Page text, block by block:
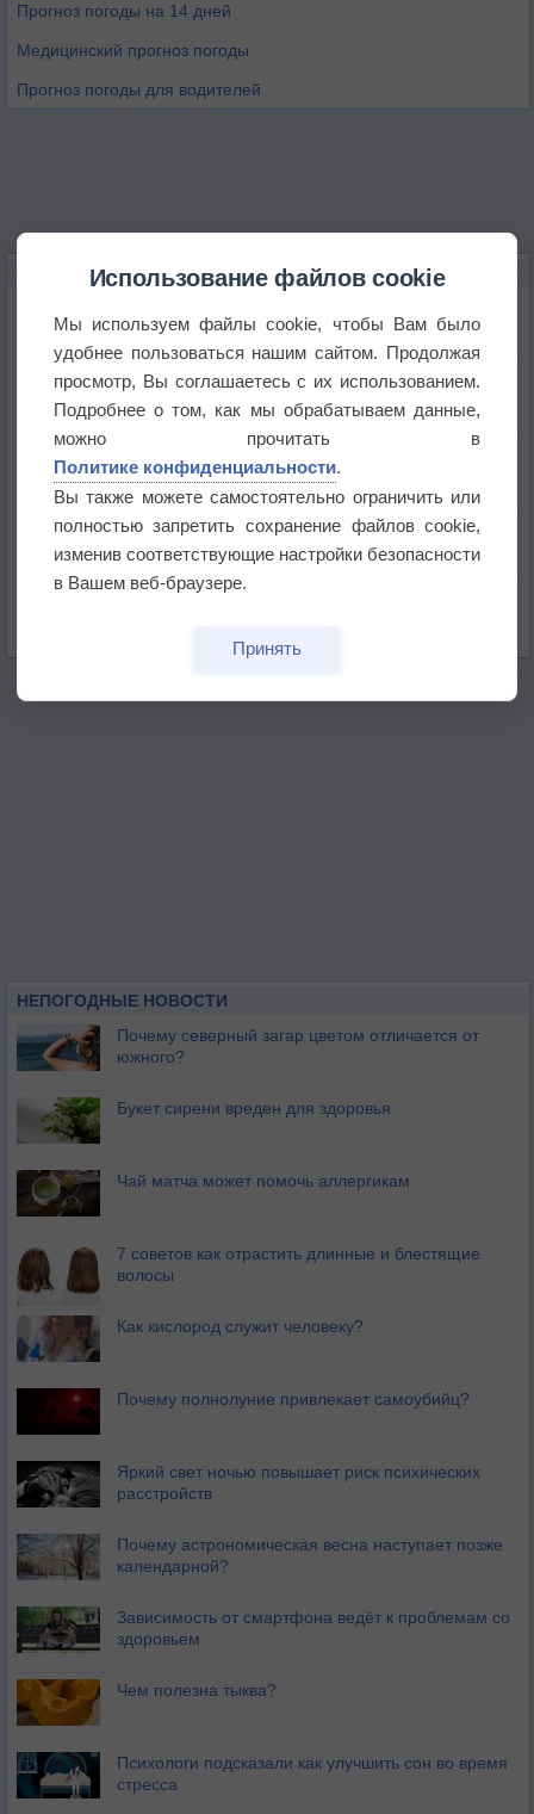
Прогноз погоды на 14 дней
Медицинский прогноз погоды
Прогноз погоды для водителей
НОВОЕ О ПОГОДЕ
историю
В Центральной России наступают самые жаркие
Дневная температура воздуха в ОАЭ превысила
+51°
Европейские столицы бьют рекорды жары
Впервые за 155 лет в Лондоне в течение месяца
НЕПОГОДНЫЕ НОВОСТИ
Почему северный загар цветом отличается от
южного?
Букет сирени вреден для здоровья
Чай матча может помочь аллергикам
7 советов как отрастить длинные и блестящие
волосы
Как кислород служит человеку?
Почему полнолуние привлекает самоубийц?
Яркий свет ночью повышает риск психических
расстройств
Почему астрономическая весна наступает позже
календарной?
Зависимость от смартфона ведёт к проблемам со
здоровьем
Чем полезна тыква?
Психологи подсказали как улучшить сон во время
стресса
Использование файлов cookie
Мы используем файлы cookie, чтобы Вам было
удобнее пользоваться нашим сайтом. Продолжая
просмотр, Вы соглашаетесь с их использованием.
Подробнее о том, как мы обрабатываем данные,
можно прочитать в
Политике конфиденциальности.
Вы также можете самостоятельно ограничить или
полностью запретить сохранение файлов cookie,
изменив соответствующие настройки безопасности
в Вашем веб-браузере.
Принять